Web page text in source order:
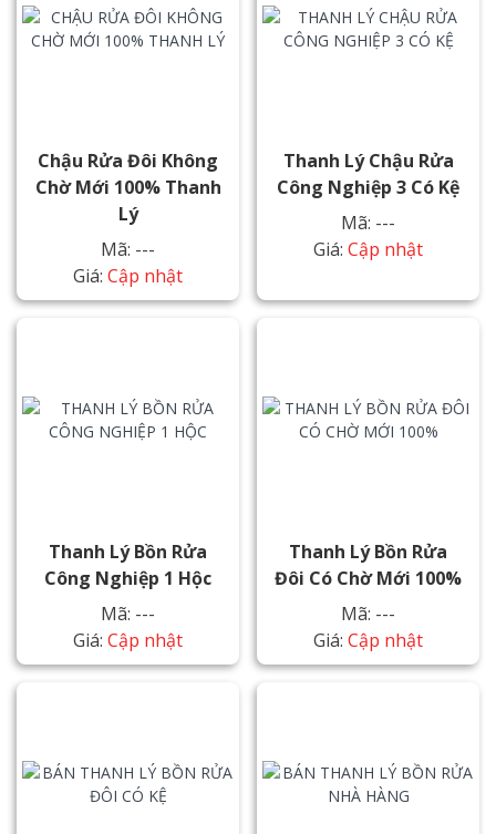
Chậu Rửa Đôi Không
Chờ Mới 100% Thanh
Lý
Mã: ---
Giá: Cập nhật
Thanh Lý Chậu Rửa
Công Nghiệp 3 Có Kệ
Mã: ---
Giá: Cập nhật
Thanh Lý Bồn Rửa
Công Nghiệp 1 Hộc
Mã: ---
Giá: Cập nhật
Thanh Lý Bồn Rửa
Đôi Có Chờ Mới 100%
Mã: ---
Giá: Cập nhật